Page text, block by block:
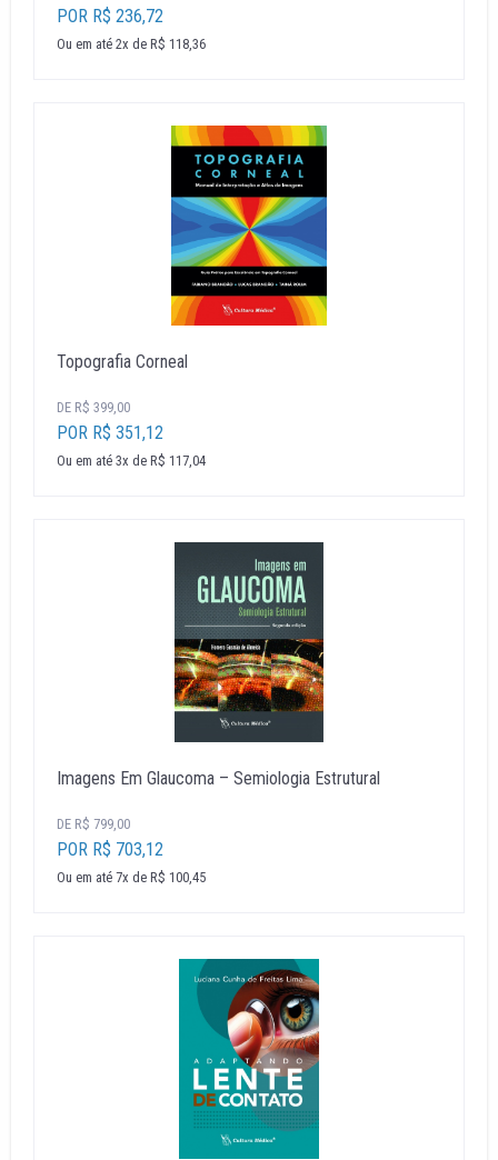
POR R$ 236,72
Ou em até 2x de R$ 118,36
Topografia Corneal
DE R$ 399,00
POR R$ 351,12
Ou em até 3x de R$ 117,04
Imagens Em Glaucoma – Semiologia Estrutural
DE R$ 799,00
POR R$ 703,12
Ou em até 7x de R$ 100,45